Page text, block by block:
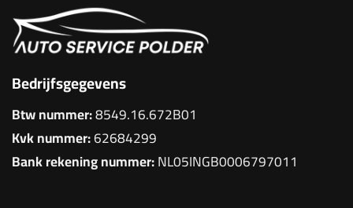
Bedrijfsgegevens
Btw nummer:8549.16.672B01
Kvk nummer:62684299
Bank rekening nummer:NL05INGB0006797011